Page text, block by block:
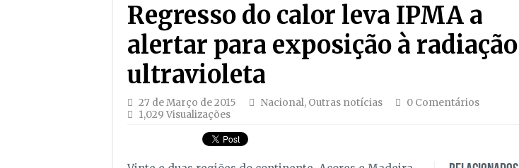
Regresso do calor leva IPMA a
alertar para exposição à radiação
ultravioleta
27 de Março de 2015 Nacional, Outras notícias
0 Comentários
1,029 Visualizações